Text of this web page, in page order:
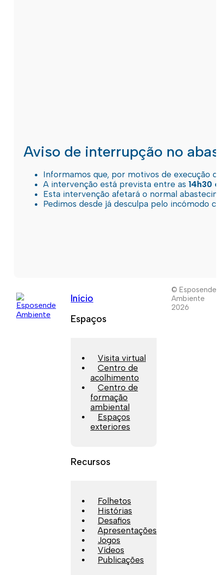
Aviso de interrupção no
Informamos que, por motivos de execução
A intervenção está prevista entre as 14h30
Esta intervenção afetará o normal
Pedimos desde já desculpa pelo incómodo
Início
Espaços
Visita virtual
Centro de
acolhimento
Centro de
formação
ambiental
Espaços
exteriores
Recursos
Folhetos
Histórias
Desafios
Apresentações
Jogos
Vídeos
Publicações
© Esposende
Ambiente
2026